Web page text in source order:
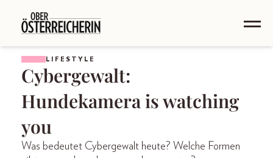
LIFESTYLE
Cybergewalt:
Hundekamera is watching
you
Was bedeutet Cybergewalt heute? Welche Formen